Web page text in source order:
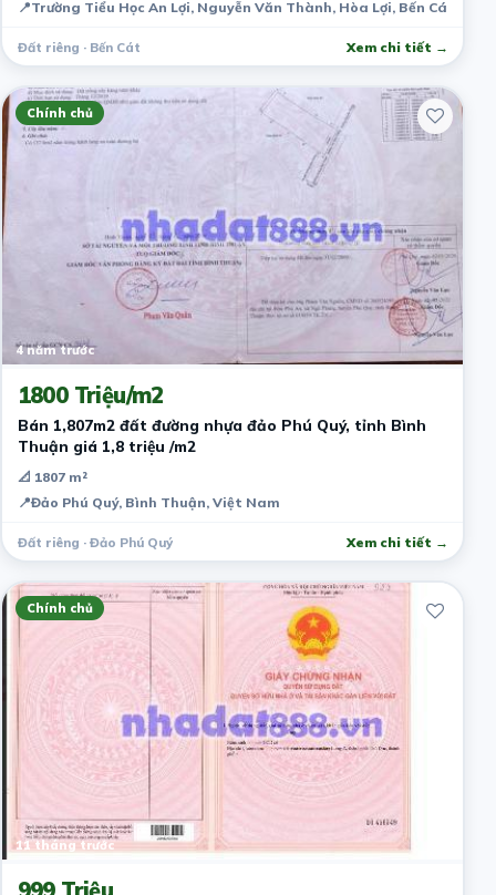
📍Trường Tiểu Học An Lợi, Nguyễn Văn Thành, Hòa Lợi, Bến Cát,
Đất riêng · Bến Cát Xem chi tiết →
Chính chủ
4 năm trước
1800 Triệu/m2
Bán 1,807m2 đất đường nhựa đảo Phú Quý, tỉnh Bình
Thuận giá 1,8 triệu /m2
📐 1807 m²
📍Đảo Phú Quý, Bình Thuận, Việt Nam
Đất riêng · Đảo Phú Quý Xem chi tiết →
Chính chủ
11 tháng trước